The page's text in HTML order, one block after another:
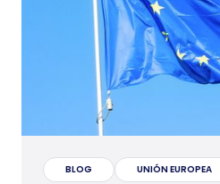
BLOG UNIÓN EUROPEA